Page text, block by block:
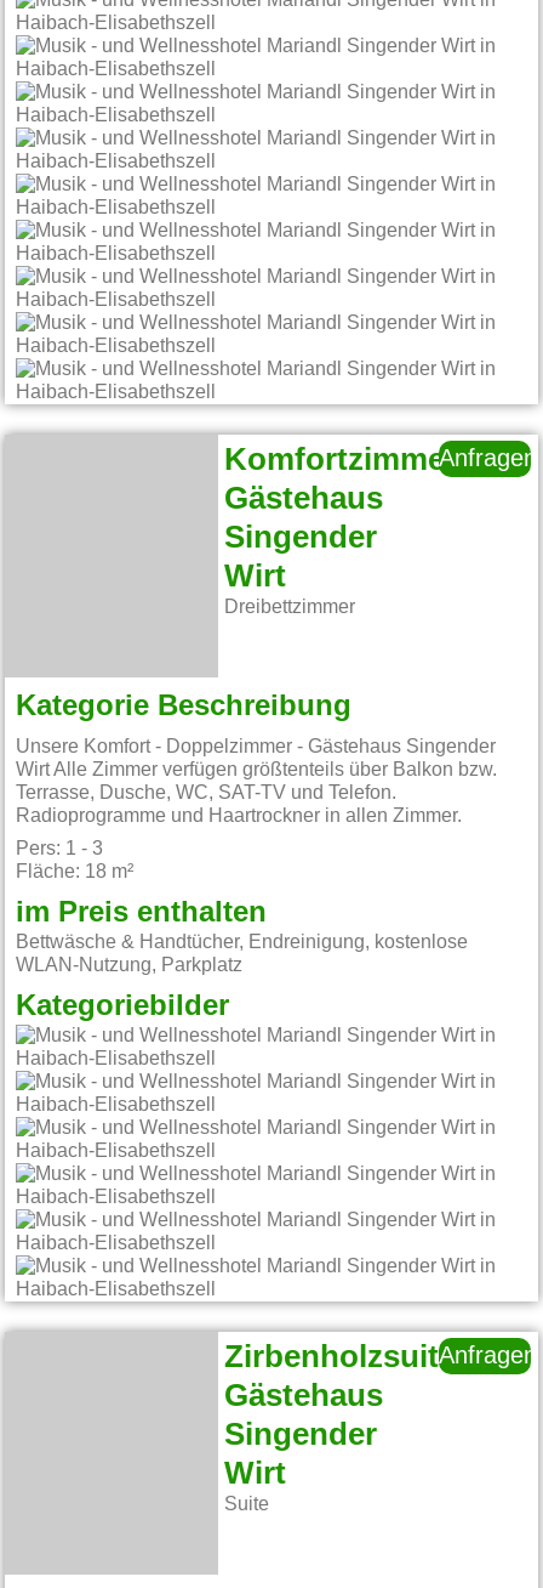
Komfortzimmer
Gästehaus
Singender
Wirt
Dreibettzimmer
Anfragen
Kategorie Beschreibung
Unsere Komfort - Doppelzimmer - Gästehaus Singender
Wirt Alle Zimmer verfügen größtenteils über Balkon bzw.
Terrasse, Dusche, WC, SAT-TV und Telefon.
Radioprogramme und Haartrockner in allen Zimmer.
Pers: 1 - 3
Fläche: 18 m²
im Preis enthalten
Bettwäsche & Handtücher, Endreinigung, kostenlose
WLAN-Nutzung, Parkplatz
Kategoriebilder
Zirbenholzsuite
Gästehaus
Singender
Wirt
Suite
Anfragen